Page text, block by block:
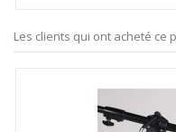
Les clients qui ont acheté ce